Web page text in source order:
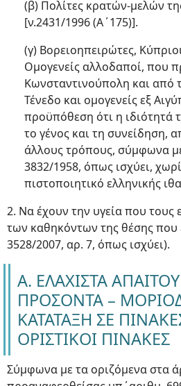
(β) Πολίτες κρατών-μελών
[ν.2431/1996 (Α΄175)].
(γ) Βορειοηπειρώτες,
Ομογενείς αλλοδαποί, που
Κωνσταντινούπολη και από
Τένεδο και ομογενείς εξ
προϋπόθεση ότι η ιδιότητά
το γένος και τη συνείδηση,
άλλους τρόπους, σύμφωνα
3832/1958, όπως ισχύει,
πιστοποιητικό ελληνικής
2. Να έχουν την υγεία που τους
των καθηκόντων της θέσης που
3528/2007, αρ. 7, όπως ισχύει).
Α. ΕΛΑΧΙΣΤΑ
ΠΡΟΣΟΝΤΑ –
ΚΑΤΑΤΑΞΗ ΣΕ
ΟΡΙΣΤΙΚΟΙ ΠΙΝΑΚΕΣ
Σύμφωνα με τα οριζόμενα στα